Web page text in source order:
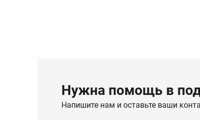
Нужна помощь в
Напишите нам и оставьте ваши